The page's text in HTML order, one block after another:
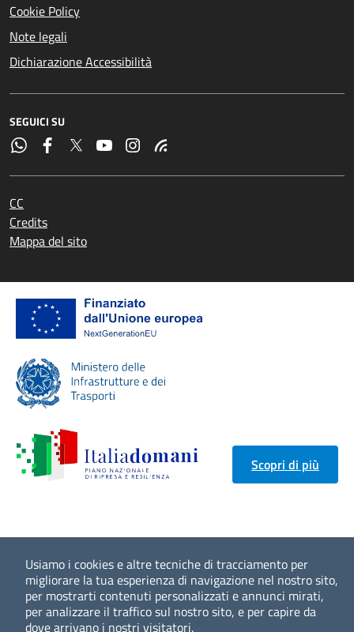
Usiamo i cookies e altre tecniche di tracciamento per
migliorare la tua esperienza di navigazione nel nostro sito,
per mostrarti contenuti personalizzati e annunci mirati,
per analizzare il traffico sul nostro sito, e per capire da
dove arrivano i nostri visitatori.
Cookie Policy
Note legali
Dichiarazione Accessibilità
SEGUICI SU
CC
Credits
Mappa del sito
Scopri di più